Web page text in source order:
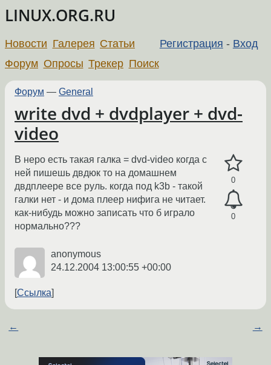
LINUX.ORG.RU
Регистрация - Вход
Новости Галерея Статьи
Форум Опросы Трекер Поиск
Форум — General
write dvd + dvdplayer + dvd-
video
0
0
В неро есть такая галка = dvd-video когда с
ней пишешь двдюк то на домашнем
двдплеере все руль. когда под k3b - такой
галки нет - и дома плеер нифига не читает.
как-нибудь можно записать что б играло
нормально???
anonymous
24.12.2004 13:00:55 +00:00
Ссылка
← →